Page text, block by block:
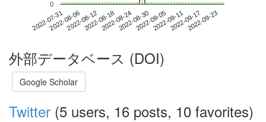
2022-07-312022-08-062022-08-122022-08-182022-08-242022-08-302022-09-052022-09-112022-09-172022-09-23
0
外部データベース (DOI)
Google Scholar
Twitter (5 users, 16 posts, 10 favorites)